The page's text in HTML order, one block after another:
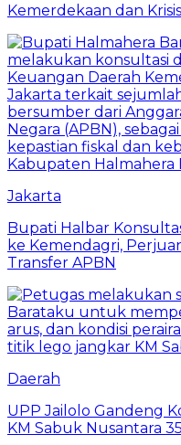
Kemerdekaan dan
Jakarta
Bupati Halbar
ke Kemendagri,
Transfer APBN
Daerah
UPP Jailolo Gandeng
KM Sabuk Nusantara